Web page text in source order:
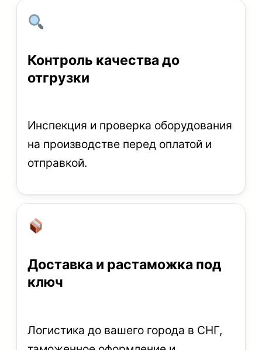
Контроль качества до
отгрузки
Инспекция и проверка оборудования
на производстве перед оплатой и
отправкой.
Доставка и растаможка под
ключ
Логистика до вашего города в СНГ,